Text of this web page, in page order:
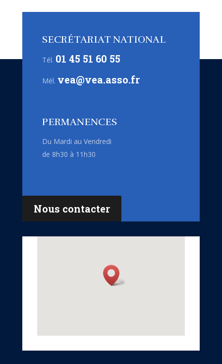
SECRÉTARIAT NATIONAL
Tél. 01 45 51 60 55
Mél. vea@vea.asso.fr
PERMANENCES
Du Mardi au Vendredi
de 8h30 à 11h30
Nous contacter